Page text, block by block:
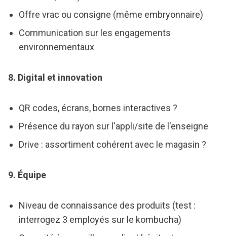
Offre vrac ou consigne (même embryonnaire)
Communication sur les engagements
environnementaux
8. Digital et innovation
QR codes, écrans, bornes interactives ?
Présence du rayon sur l'appli/site de l'enseigne
Drive : assortiment cohérent avec le magasin ?
9. Équipe
Niveau de connaissance des produits (test :
interrogez 3 employés sur le kombucha)